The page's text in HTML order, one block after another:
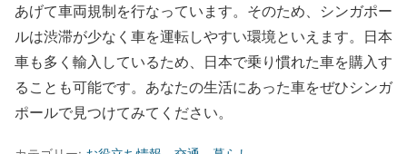
あげて車両規制を行なっています。そのため、シンガポー
ルは渋滞が少なく車を運転しやすい環境といえます。日本
車も多く輸入しているため、日本で乗り慣れた車を購入す
ることも可能です。あなたの生活にあった車をぜひシンガ
ポールで見つけてみてください。